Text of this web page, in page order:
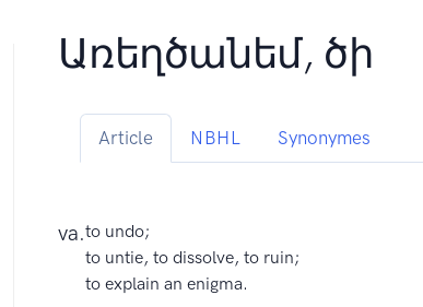
Առեղծանեմ, ծի
Article NBHL Synonymes
va.to undo;
to untie, to dissolve, to ruin;
to explain an enigma.